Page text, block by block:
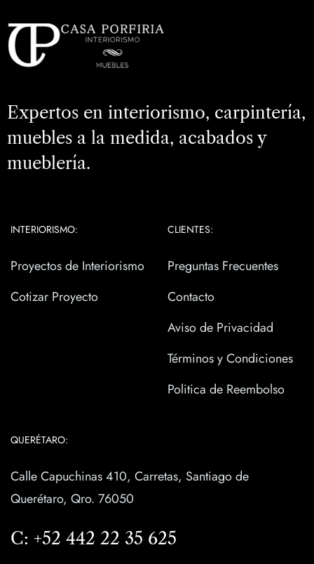
Expertos en interiorismo, carpintería,
muebles a la medida, acabados y
mueblería.
INTERIORISMO:
Proyectos de Interiorismo
Cotizar Proyecto
CLIENTES:
Preguntas Frecuentes
Contacto
Aviso de Privacidad
Términos y Condiciones
Politica de Reembolso
QUERÉTARO:
Calle Capuchinas 410, Carretas, Santiago de
Querétaro, Qro. 76050
C: +52 442 22 35 625